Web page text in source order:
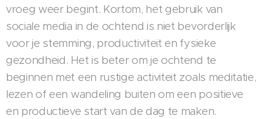
vroeg weer begint. Kortom, het gebruik van
sociale media in de ochtend is niet bevorderlijk
voor je stemming, productiviteit en fysieke
gezondheid. Het is beter om je ochtend te
beginnen met een rustige activiteit zoals meditatie,
lezen of een wandeling buiten om een positieve
en productieve start van de dag te maken.